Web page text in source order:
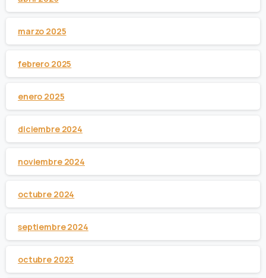
marzo 2025
febrero 2025
enero 2025
diciembre 2024
noviembre 2024
octubre 2024
septiembre 2024
octubre 2023